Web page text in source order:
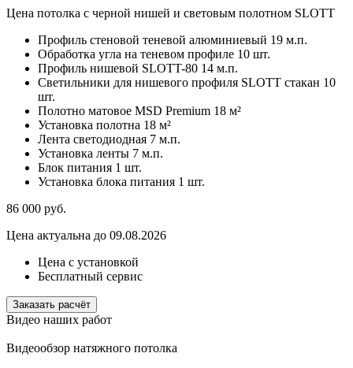
Цена потолка с черной нишей и световым полотном SLOTT
Профиль стеновой теневой алюминиевый 19 м.п.
Обработка угла на теневом профиле 10 шт.
Профиль нишевой SLOTT-80 14 м.п.
Светильники для нишевого профиля SLOTT стакан 10
шт.
Полотно матовое MSD Premium 18 м²
Установка полотна 18 м²
Лента светодиодная 7 м.п.
Установка ленты 7 м.п.
Блок питания 1 шт.
Установка блока питания 1 шт.
86 000 руб.
Цена актуальна до 09.08.2026
Цена с установкой
Бесплатный сервис
Заказать расчёт
Видео наших работ
Видеообзор натяжного потолка